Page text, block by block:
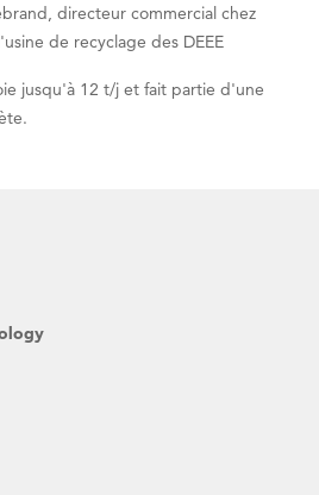
directeur commercial chez
de recyclage des DEEE
jusqu'à 12 t/j et fait partie d'une